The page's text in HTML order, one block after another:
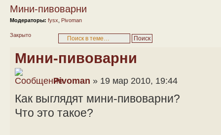
Мини-пивоварни
Модераторы: fysx Pivoman
Закрыто
Мини-пивоварни
Pivoman » 19 мар 2010, 19:44
Как выглядят мини-пивоварни?
Что это такое?